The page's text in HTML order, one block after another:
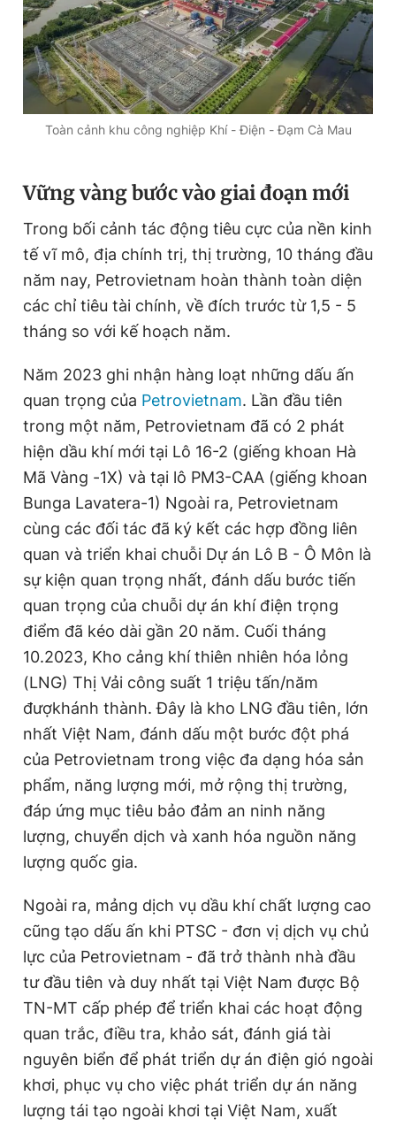
Toàn cảnh khu công nghiệp Khí - Điện - Đạm Cà Mau
Vững vàng bước vào giai đoạn mới
Trong bối cảnh tác động tiêu cực của nền kinh
tế vĩ mô, địa chính trị, thị trường, 10 tháng đầu
năm nay, Petrovietnam hoàn thành toàn diện
các chỉ tiêu tài chính, về đích trước từ 1,5 - 5
tháng so với kế hoạch năm.
Năm 2023 ghi nhận hàng loạt những dấu ấn
quan trọng của Petrovietnam. Lần đầu tiên
trong một năm, Petrovietnam đã có 2 phát
hiện dầu khí mới tại Lô 16-2 (giếng khoan Hà
Mã Vàng -1X) và tại lô PM3-CAA (giếng khoan
Bunga Lavatera-1) Ngoài ra, Petrovietnam
cùng các đối tác đã ký kết các hợp đồng liên
quan và triển khai chuỗi Dự án Lô B - Ô Môn là
sự kiện quan trọng nhất, đánh dấu bước tiến
quan trọng của chuỗi dự án khí điện trọng
điểm đã kéo dài gần 20 năm. Cuối tháng
10.2023, Kho cảng khí thiên nhiên hóa lỏng
(LNG) Thị Vải công suất 1 triệu tấn/năm
đượkhánh thành. Đây là kho LNG đầu tiên, lớn
nhất Việt Nam, đánh dấu một bước đột phá
của Petrovietnam trong việc đa dạng hóa sản
phẩm, năng lượng mới, mở rộng thị trường,
đáp ứng mục tiêu bảo đảm an ninh năng
lượng, chuyển dịch và xanh hóa nguồn năng
lượng quốc gia.
Ngoài ra, mảng dịch vụ dầu khí chất lượng cao
cũng tạo dấu ấn khi PTSC - đơn vị dịch vụ chủ
lực của Petrovietnam - đã trở thành nhà đầu
tư đầu tiên và duy nhất tại Việt Nam được Bộ
TN-MT cấp phép để triển khai các hoạt động
quan trắc, điều tra, khảo sát, đánh giá tài
nguyên biển để phát triển dự án điện gió ngoài
khơi, phục vụ cho việc phát triển dự án năng
lượng tái tạo ngoài khơi tại Việt Nam, xuất